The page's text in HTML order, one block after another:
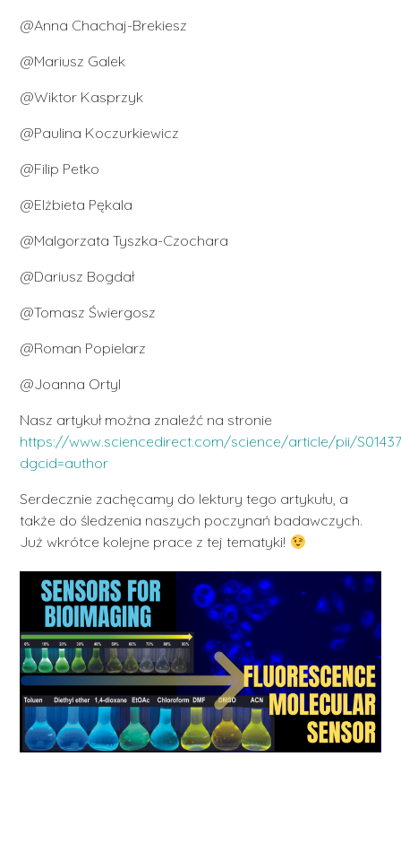
@Anna Chachaj-Brekiesz
@Mariusz Galek
@Wiktor Kasprzyk
@Paulina Koczurkiewicz
@Filip Petko
@Elżbieta Pękala
@Malgorzata Tyszka-Czochara
@Dariusz Bogdał
@Tomasz Świergosz
@Roman Popielarz
@Joanna Ortyl
Nasz artykuł można znaleźć na stronie
https://www.sciencedirect.com/science/article/pii/
dgcid=author
Serdecznie zachęcamy do lektury tego artykułu, a
także do śledzenia naszych poczynań badawczych.
Już wkrótce kolejne prace z tej tematyki!